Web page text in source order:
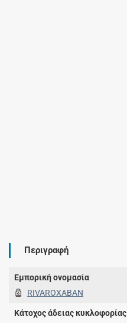
Περιγραφή
Εμπορική ονομασία
RIVAROXABAN
Κάτοχος άδειας κυκλοφορίας